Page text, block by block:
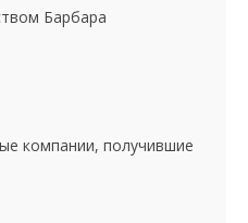
Барбара
компании, получившие